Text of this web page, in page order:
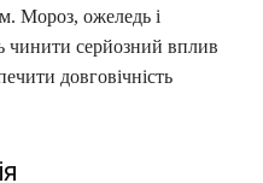
Мороз, ожеледь і
чинити серйозний вплив
довговічність